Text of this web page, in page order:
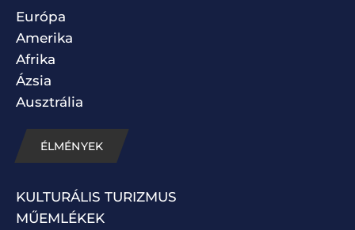
Európa
Amerika
Afrika
Ázsia
Ausztrália
ÉLMÉNYEK
KULTURÁLIS TURIZMUS
MŰEMLÉKEK